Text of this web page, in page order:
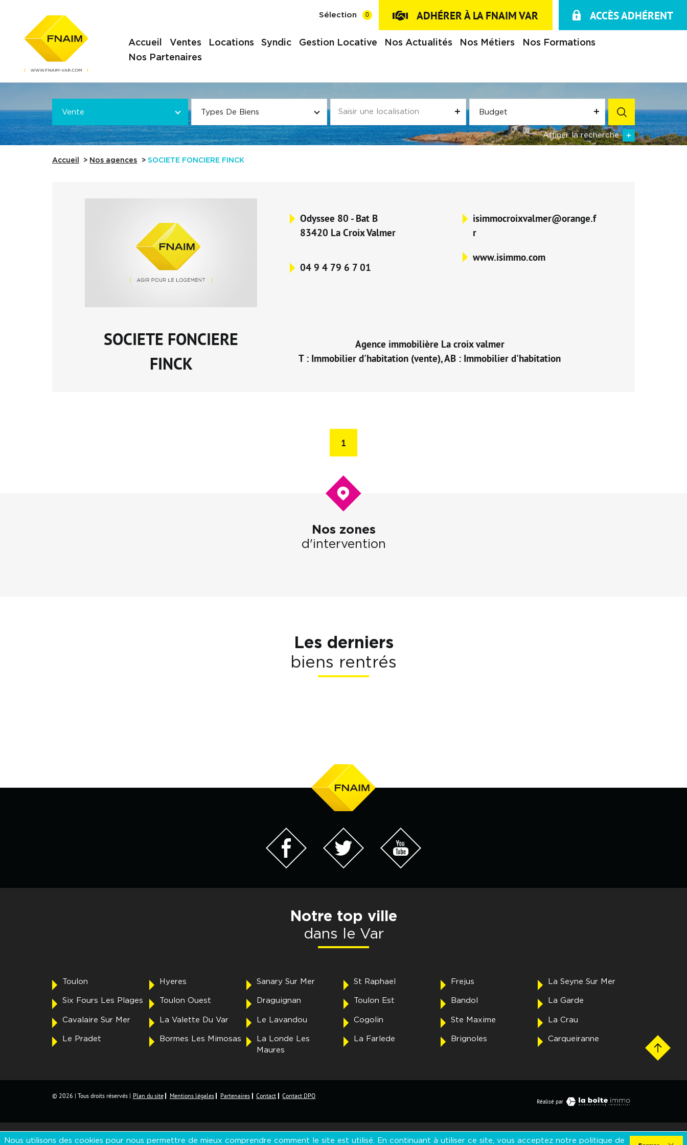
Sélection 0 ADHÉRER À LA FNAIM VAR ACCÈS ADHÉRENT
Accueil Ventes Locations Syndic Gestion Locative Nos Actualités Nos Métiers
Nos Formations
Nos Partenaires
VOTRE
* Vente Types De Biens Budget
Référence Affiner la recherche
Accueil Nos agences SOCIETE FONCIERE FINCK
Odyssee 80 - Bat B
83420 La Croix Valmer
04 9 4 79 6 7 01
isimmocroixvalmer@orange.f
r
www.isimmo.com
SOCIETE FONCIERE
FINCK
Agence immobilière La croix valmer
T : Immobilier d'habitation (vente), AB : Immobilier d'habitation
1
Nos zones
d'intervention
Les derniers
biens rentrés
Notre top ville
dans le Var
Toulon Hyeres Sanary Sur Mer St Raphael Frejus La Seyne Sur Mer
Six Fours Les Plages Toulon Ouest Draguignan Toulon Est Bandol La Garde
Cavalaire Sur Mer La Valette Du Var Le Lavandou Cogolin Ste Maxime La Crau
Le Pradet Bormes Les Mimosas
La Londe Les
Maures
La Farlede Brignoles Carqueiranne
© 2026 | Tous droits réservés | Plan du site Mentions légales Partenaires Contact Contact DPO
Réalisé par
Les sites de la fédération :Fnaim Var,Fnaim Aix Marseille Provence,Fnaim Alpes Maritimes ,Fnaim Vaucluse Fnaim Alpes de Haute Provence - Hautes Alpes
Nous utilisons des cookies pour nous permettre de mieux comprendre comment le site est utilisé. En continuant à utiliser ce site, vous acceptez notre politique de